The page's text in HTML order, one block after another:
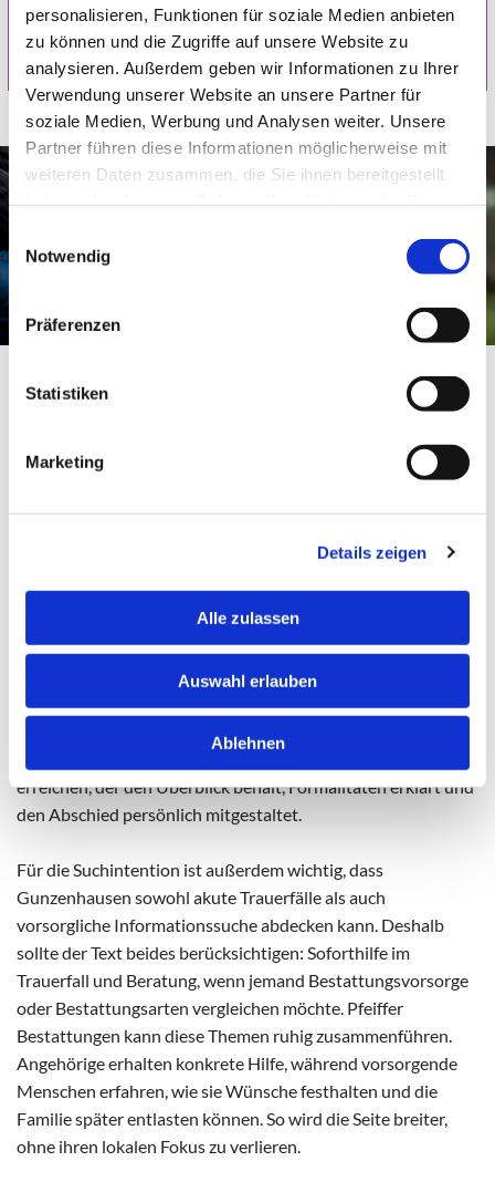
personalisieren, Funktionen für soziale Medien anbieten
zu können und die Zugriffe auf unsere Website zu
analysieren. Außerdem geben wir Informationen zu Ihrer
Verwendung unserer Website an unsere Partner für
soziale Medien, Werbung und Analysen weiter. Unsere
Partner führen diese Informationen möglicherweise mit
weiteren Daten zusammen, die Sie ihnen bereitgestellt
Notwendig
Präferenzen
Statistiken
Marketing
Details zeigen
Alle zulassen
Auswahl erlauben
Ablehnen
zur Natur wünschen. Die Entscheidung wird in Ruhe
vorbereitet und verständlich begleitet.
Regionale Erfahrung verständlich
Website diesen Ort bereits nennt. Die Landingpage kann
deshalb stärker als andere Varianten auf die Begleitung im
weiteren Umfeld eingehen. Dabei sollte sie keine
zusätzlichen Standorte behaupten, sondern ehrlich
formulieren: Pfeiffer Bestattungen begleitet Familien aus
Gunzenhausen und Umgebung von Merkendorf aus. Dieser
Ansatz wirkt glaubwürdig und passt zum Ton der Website.
erreichen, der den Überblick behält, Formalitäten erklärt und
den Abschied persönlich mitgestaltet.
Für die Suchintention ist außerdem wichtig, dass
Gunzenhausen sowohl akute Trauerfälle als auch
vorsorgliche Informationssuche abdecken kann. Deshalb
sollte der Text beides berücksichtigen: Soforthilfe im
Trauerfall und Beratung, wenn jemand Bestattungsvorsorge
oder Bestattungsarten vergleichen möchte. Pfeiffer
Bestattungen kann diese Themen ruhig zusammenführen.
Angehörige erhalten konkrete Hilfe, während vorsorgende
Menschen erfahren, wie sie Wünsche festhalten und die
Familie später entlasten können. So wird die Seite breiter,
ohne ihren lokalen Fokus zu verlieren.